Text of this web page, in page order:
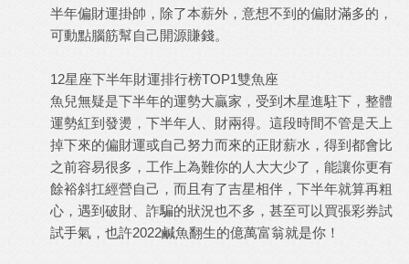
半年偏財運掛帥，除了本薪外，意想不到的偏財滿多的，
可動點腦筋幫自己開源賺錢。
12星座下半年財運排行榜TOP1雙魚座
魚兒無疑是下半年的運勢大贏家，受到木星進駐下，整體
運勢紅到發燙，下半年人、財兩得。這段時間不管是天上
掉下來的偏財運或自己努力而來的正財薪水，得到都會比
之前容易很多，工作上為難你的人大大少了，能讓你更有
餘裕斜扛經營自己，而且有了吉星相伴，下半年就算再粗
心，遇到破財、詐騙的狀況也不多，甚至可以買張彩券試
試手氣，也許2022鹹魚翻生的億萬富翁就是你！